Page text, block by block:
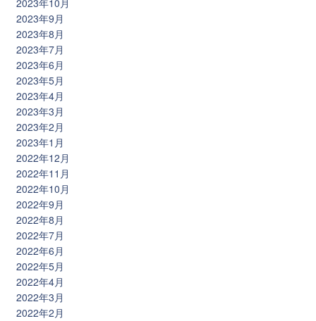
2023年10月
2023年9月
2023年8月
2023年7月
2023年6月
2023年5月
2023年4月
2023年3月
2023年2月
2023年1月
2022年12月
2022年11月
2022年10月
2022年9月
2022年8月
2022年7月
2022年6月
2022年5月
2022年4月
2022年3月
2022年2月